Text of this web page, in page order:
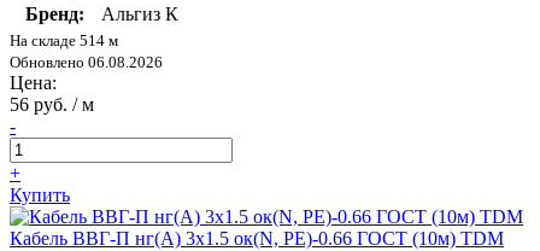
Бренд:
Альгиз К
На складе 514 м
Обновлено 06.08.2026
Цена:
56 руб. / м
-
+
Купить
Кабель ВВГ-П нг(А) 3х1.5 ок(N, PE)-0.66 ГОСТ (10м) TDM